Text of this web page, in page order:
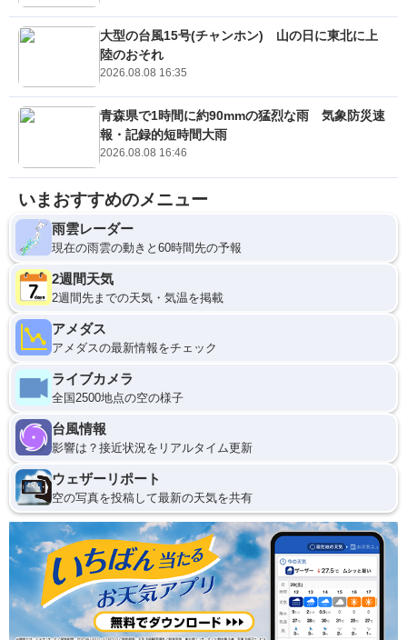
大型の台風15号(チャンホン) 山の日に東北に上
陸のおそれ
2026.08.08 16:35
青森県で1時間に約90mmの猛烈な雨 気象防災速
報・記録的短時間大雨
2026.08.08 16:46
いまおすすめのメニュー
雨雲レーダー
現在の雨雲の動きと60時間先の予報
2週間天気
2週間先までの天気・気温を掲載
アメダス
アメダスの最新情報をチェック
ライブカメラ
全国2500地点の空の様子
台風情報
影響は？接近状況をリアルタイム更新
ウェザーリポート
空の写真を投稿して最新の天気を共有